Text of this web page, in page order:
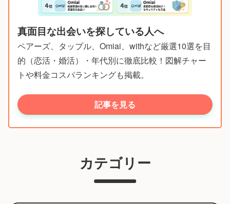
真面目な出会いを探している人へ
ペアーズ、タップル、Omiai、withなど厳選10選を目
的（恋活・婚活）・年代別に徹底比較！図解チャー
トや料金コスパランキングも掲載。
記事を見る
カテゴリー